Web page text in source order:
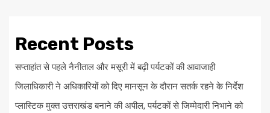
Recent Posts
सप्ताहांत से पहले नैनीताल और मसूरी में बढ़ी पर्यटकों की आवाजाही
जिलाधिकारी ने अधिकारियों को दिए मानसून के दौरान सतर्क रहने के निर्देश
प्लास्टिक मुक्त उत्तराखंड बनाने की अपील, पर्यटकों से जिम्मेदारी निभाने को